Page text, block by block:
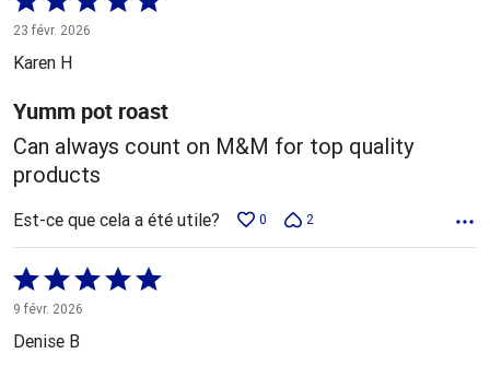
5 sur
5
23 févr. 2026
Karen H
Yumm pot roast
Can always count on M&M for top quality
products
Est-ce que cela a été utile? 0 2
Coté
5 sur
5
9 févr. 2026
Denise B